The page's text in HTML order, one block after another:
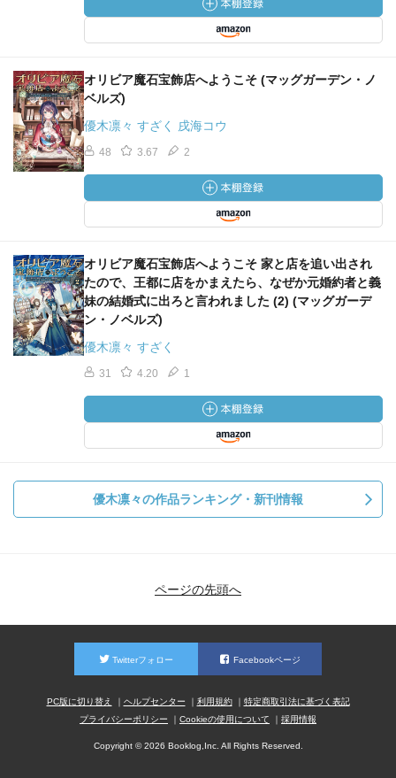
オリビア魔石宝飾店へようこそ (マッグガーデン・ノ
ベルズ)
優木凛々 すざく 戌海コウ
48 3.67 2
オリビア魔石宝飾店へようこそ 家と店を追い出され
たので、王都に店をかまえたら、なぜか元婚約者と義
妹の結婚式に出ろと言われました (2) (マッグガーデ
ン・ノベルズ)
優木凛々 すざく
31 4.20 1
優木凛々の作品ランキング・新刊情報
ページの先頭へ
Twitterフォロー Facebookページ
PC版に切り替え ヘルプセンター 利用規約
特定商取引法に基づく表記
プライバシーポリシー
Cookieの使用について 採用情報
Copyright © 2026 Booklog,Inc. All Rights Reserved.